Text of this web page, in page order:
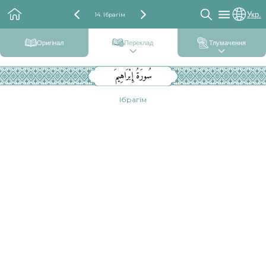
14. Ібрагім Укр.
Оригінал Переклад Тлумачення
سُورَةُ إِبْرَاهِيمَ
Ібрагім